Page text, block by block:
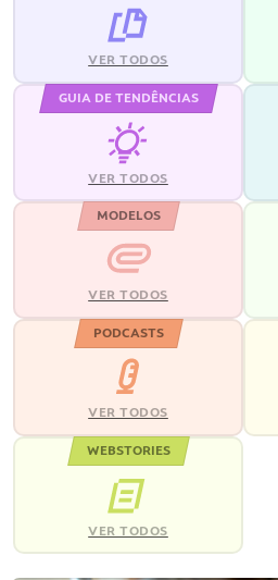
VER TODOS
GUIA DE TENDÊNCIAS
VER TODOS
MODELOS
VER TODOS
PODCASTS
VER TODOS
WEBSTORIES
VER TODOS